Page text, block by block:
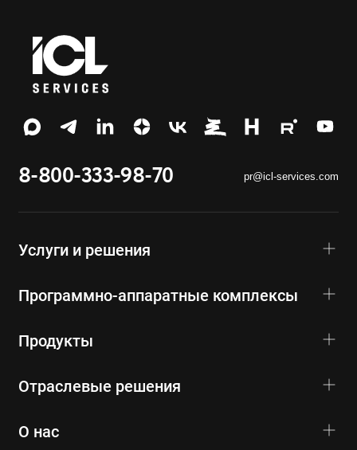
8-800-333-98-70 pr@icl-services.com
Услуги и решения
Программно-аппаратные комплексы
Продукты
Отраслевые решения
О нас